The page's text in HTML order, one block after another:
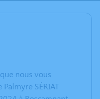
nous vous
SÉRIAT